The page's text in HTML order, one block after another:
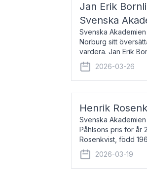
Jan Erik
Svenska
Svenska
Norburg sitt
vardera. Jan Erik
främst känd för sina
2026-03-26
Henrik
Svenska
Påhlsons pris för år
Rosenkvist, född
universitet. Han
2026-03-19